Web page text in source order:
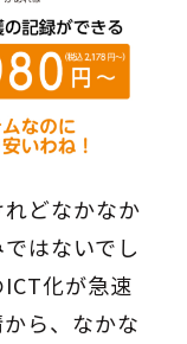
どなかなか
はないでし
化が急速
ら、なかな